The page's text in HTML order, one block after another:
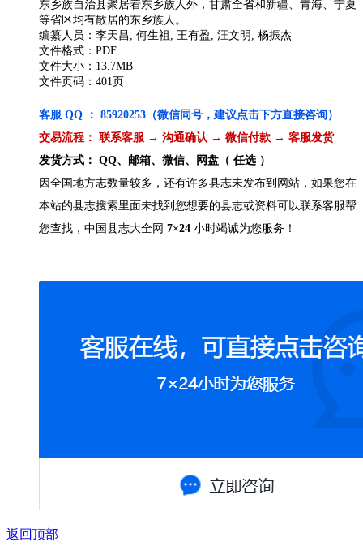
东乡族自治县聚居着东乡族人外，甘肃全省和新疆、青海、宁夏
等省区均有散居的东乡族人。
编纂人员：李天昌, 何生祖, 王有盈, 汪文明, 杨振杰
文件格式：PDF
文件大小：13.7MB
文件页码：401页
客服 QQ ： 85920253（微信同号，建议点击下方直接咨询）
交易流程： 联系客服 → 沟通确认 → 微信付款 → 客服发货
发货方式： QQ、邮箱、微信、网盘（ 任选 ）
因全国地方志数量较多，还有许多县志未发布到网站，如果您在
本站的县志搜索里面未找到您想要的县志或资料可以联系客服帮
您查找，中国县志大全网 7×24 小时竭诚为您服务！
返回顶部